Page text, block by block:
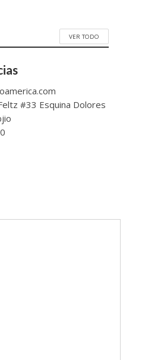
VER TODO
#33 Esquina Dolores